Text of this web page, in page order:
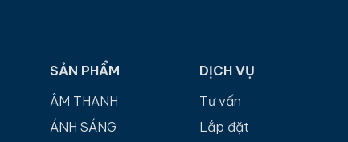
SẢN PHẨM
ÂM THANH
ÁNH SÁNG
DỊCH VỤ
Tư vấn
Lắp đặt